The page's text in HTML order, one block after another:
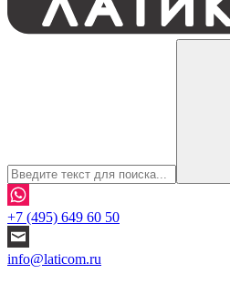
+7 (495) 649 60 50
info@laticom.ru